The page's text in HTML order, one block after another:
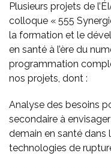
Plusieurs projets de
colloque « 555
la formation et le
en santé à l’ère du
programmation
nos projets, dont :
Analyse des besoins
secondaire à
demain en santé dans
technologies de